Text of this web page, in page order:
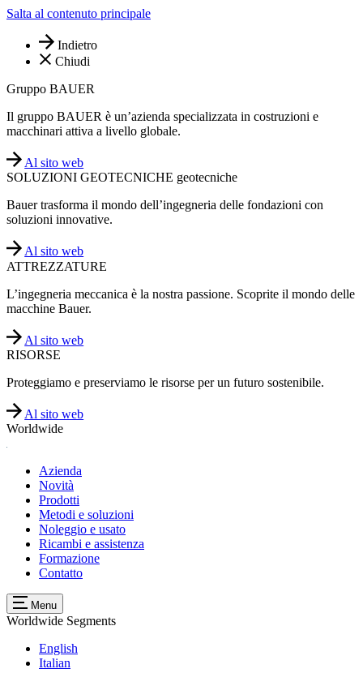
Salta al contenuto principale
Indietro
Chiudi
Gruppo BAUER
Il gruppo BAUER è un’azienda specializzata in costruzioni e
macchinari attiva a livello globale.
Al sito web
SOLUZIONI GEOTECNICHE geotecniche
Bauer trasforma il mondo dell’ingegneria delle fondazioni con
soluzioni innovative.
Al sito web
ATTREZZATURE
L’ingegneria meccanica è la nostra passione. Scoprite il mondo delle
macchine Bauer.
Al sito web
RISORSE
Proteggiamo e preserviamo le risorse per un futuro sostenibile.
Al sito web
Worldwide
Azienda
Novità
Prodotti
Metodi e soluzioni
Noleggio e usato
Ricambi e assistenza
Formazione
Contatto
Menu
Worldwide Segments
English
Italian